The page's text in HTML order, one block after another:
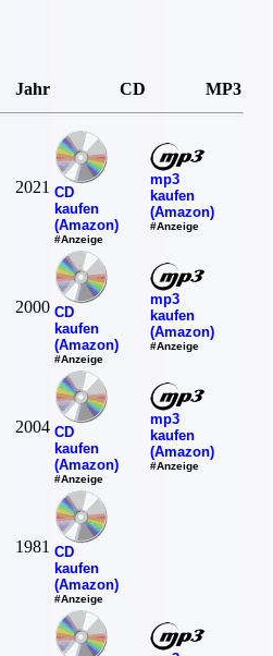
Jahr CD MP3
2021 CD
kaufen
(Amazon)
#Anzeige
mp3
kaufen
(Amazon)
#Anzeige
2000 CD
kaufen
(Amazon)
#Anzeige
mp3
kaufen
(Amazon)
#Anzeige
2004 CD
kaufen
(Amazon)
#Anzeige
mp3
kaufen
(Amazon)
#Anzeige
1981 CD
kaufen
(Amazon)
#Anzeige